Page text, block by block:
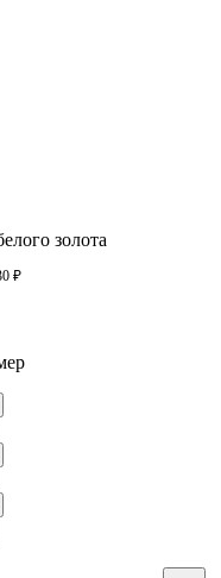
золота
₽